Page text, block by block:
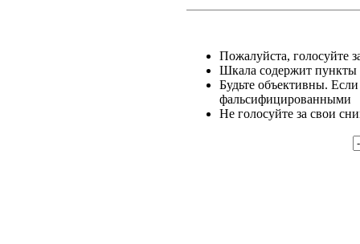
Пожалуйста, голосуйте
Шкала содержит пункты
Будьте объективны.
фальсифицированными
Не голосуйте за свои